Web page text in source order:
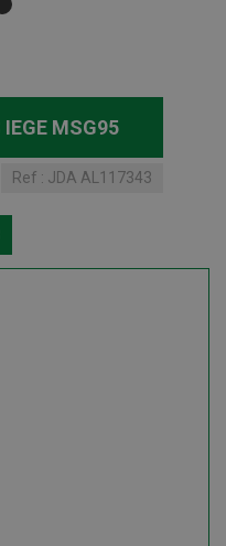
IEGE MSG95
Ref : JDA AL117343